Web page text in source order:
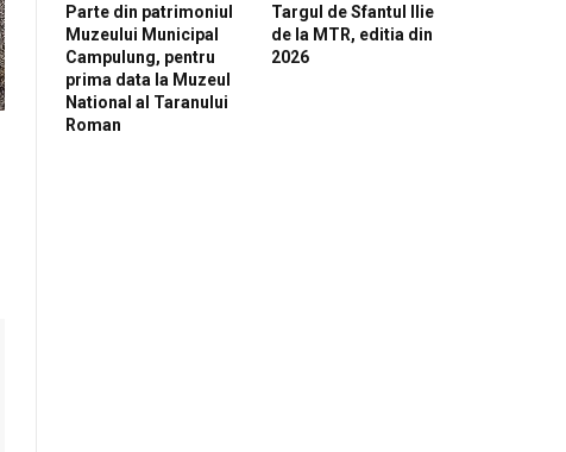
Parte din patrimoniul
Muzeului Municipal
Campulung, pentru
prima data la Muzeul
National al Taranului
Roman
Targul de Sfantul Ilie
de la MTR, editia din
2026